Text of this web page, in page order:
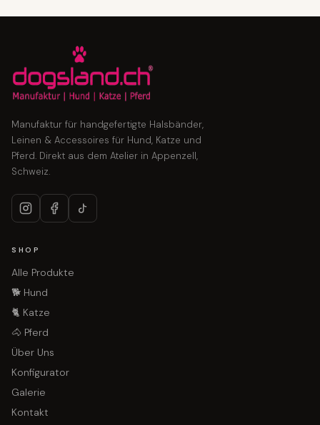
Manufaktur für handgefertigte Halsbänder,
Leinen & Accessoires für Hund, Katze und
Pferd. Direkt aus dem Atelier in Appenzell,
Schweiz.
SHOP
Alle Produkte
🐕 Hund
🐈 Katze
🐴 Pferd
Über Uns
Konfigurator
Galerie
Kontakt